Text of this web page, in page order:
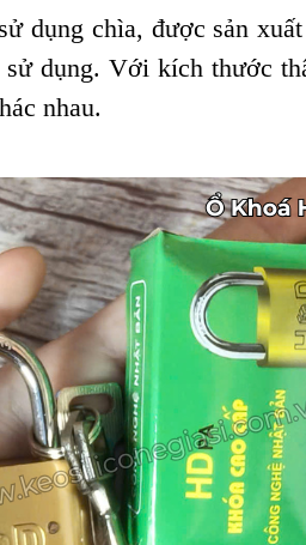
dụng chìa, được sản
dụng. Với kích thước
nhau.